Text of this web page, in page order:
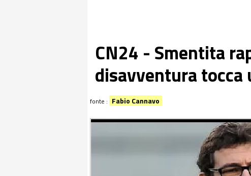
CN24 - Smentita
disavventura tocca
fonte : Fabio Cannavo